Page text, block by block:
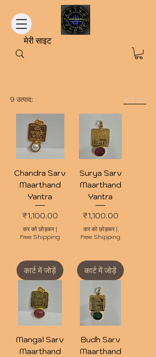
मेरी साइट
9 उत्पाद: सॉर्ट करें
Chandra Sarv
Maarthand
Yantra
मूल्य
₹1,100.00
कर को छोड़कर|
Free Shipping
कार्ट में जोड़ें
Surya Sarv
Maarthand
Yantra
मूल्य
₹1,100.00
कर को छोड़कर|
Free Shipping
कार्ट में जोड़ें
Mangal Sarv
Maarthand
Budh Sarv
Maarthand